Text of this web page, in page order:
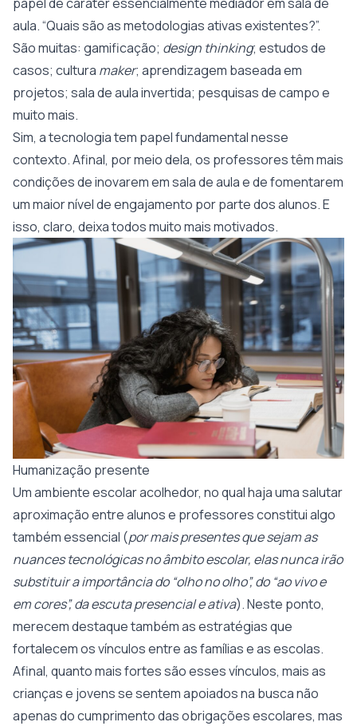
aula. “Quais são as metodologias ativas existentes?”.
São muitas: gamificação; design thinking; estudos de
casos; cultura maker; aprendizagem baseada em
projetos; sala de aula invertida; pesquisas de campo e
muito mais.
Sim, a tecnologia tem papel fundamental nesse
contexto. Afinal, por meio dela, os professores têm mais
condições de inovarem em sala de aula e de fomentarem
um maior nível de engajamento por parte dos alunos. E
isso, claro, deixa todos muito mais motivados.
Humanização presente
Um ambiente escolar acolhedor, no qual haja uma salutar
aproximação entre alunos e professores constitui algo
também essencial (por mais presentes que sejam as
nuances tecnológicas no âmbito escolar, elas nunca irão
substituir a importância do “olho no olho”, do “ao vivo e
em cores”, da escuta presencial e ativa). Neste ponto,
merecem destaque também as estratégias que
fortalecem os vínculos entre as famílias e as escolas.
Afinal, quanto mais fortes são esses vínculos, mais as
crianças e jovens se sentem apoiados na busca não
apenas do cumprimento das obrigações escolares, mas